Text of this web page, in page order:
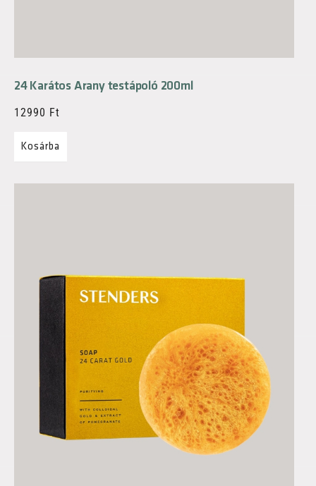
24 Karátos Arany testápoló 200ml
12990 Ft
Kosárba